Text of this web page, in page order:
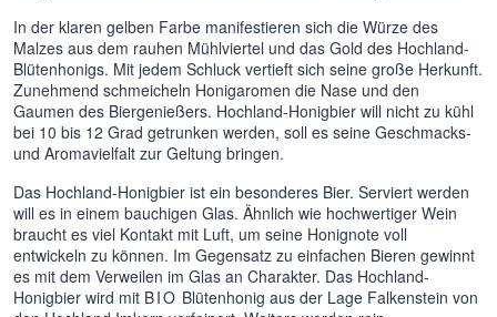
In der klaren gelben Farbe manifestieren sich die Würze des
Malzes aus dem rauhen Mühlviertel und das Gold des Hochland-
Blütenhonigs. Mit jedem Schluck vertieft sich seine große Herkunft.
Zunehmend schmeicheln Honigaromen die Nase und den
Gaumen des Biergenießers. Hochland-Honigbier will nicht zu kühl
bei 10 bis 12 Grad getrunken werden, soll es seine Geschmacks-
und Aromavielfalt zur Geltung bringen.
Das Hochland-Honigbier ist ein besonderes Bier. Serviert werden
will es in einem bauchigen Glas. Ähnlich wie hochwertiger Wein
braucht es viel Kontakt mit Luft, um seine Honignote voll
entwickeln zu können. Im Gegensatz zu einfachen Bieren gewinnt
es mit dem Verweilen im Glas an Charakter. Das Hochland-
Honigbier wird mit BIO Blütenhonig aus der Lage Falkenstein von